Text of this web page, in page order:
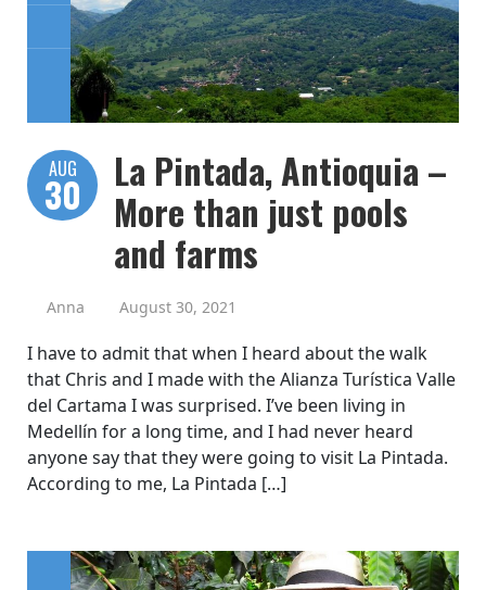
AUG
30
La Pintada, Antioquia –
More than just pools
and farms
Anna August 30, 2021
I have to admit that when I heard about the walk
that Chris and I made with the Alianza Turística Valle
del Cartama I was surprised. I’ve been living in
Medellín for a long time, and I had never heard
anyone say that they were going to visit La Pintada.
According to me, La Pintada […]